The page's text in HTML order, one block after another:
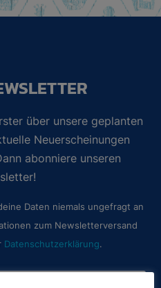
über unsere geplanten
Neuerscheinungen
abonniere unseren
Daten niemals ungefragt an
zum Newsletterversand
Datenschutzerklärung.